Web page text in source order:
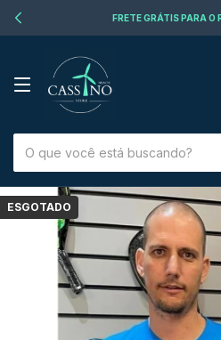
FRETE GRÁTIS PARA O
ESGOTADO